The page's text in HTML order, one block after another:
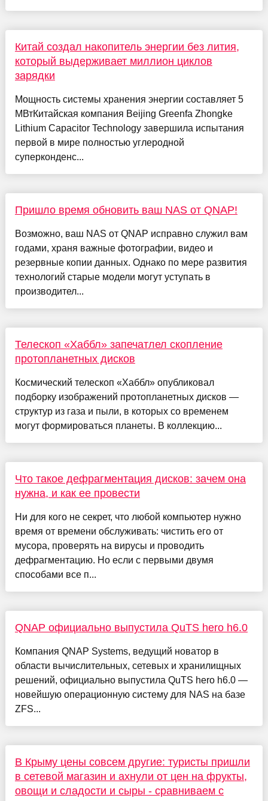
Китай создал накопитель энергии без лития,
который выдерживает миллион циклов
зарядки
Мощность системы хранения энергии составляет 5
МВтКитайская компания Beijing Greenfa Zhongke
Lithium Capacitor Technology завершила испытания
первой в мире полностью углеродной
суперконденс...
Пришло время обновить ваш NAS от QNAP!
Возможно, ваш NAS от QNAP исправно служил вам
годами, храня важные фотографии, видео и
резервные копии данных. Однако по мере развития
технологий старые модели могут уступать в
производител...
Телескоп «Хаббл» запечатлел скопление
протопланетных дисков
Космический телескоп «Хаббл» опубликовал
подборку изображений протопланетных дисков —
структур из газа и пыли, в которых со временем
могут формироваться планеты. В коллекцию...
Что такое дефрагментация дисков: зачем она
нужна, и как ее провести
Ни для кого не секрет, что любой компьютер нужно
время от времени обслуживать: чистить его от
мусора, проверять на вирусы и проводить
дефрагментацию. Но если с первыми двумя
способами все п...
QNAP официально выпустила QuTS hero h6.0
Компания QNAP Systems, ведущий новатор в
области вычислительных, сетевых и хранилищных
решений, официально выпустила QuTS hero h6.0 —
новейшую операционную систему для NAS на базе
ZFS...
В Крыму цены совсем другие: туристы пришли
в сетевой магазин и ахнули от цен на фрукты,
овощи и сладости и сыры - сравниваем с